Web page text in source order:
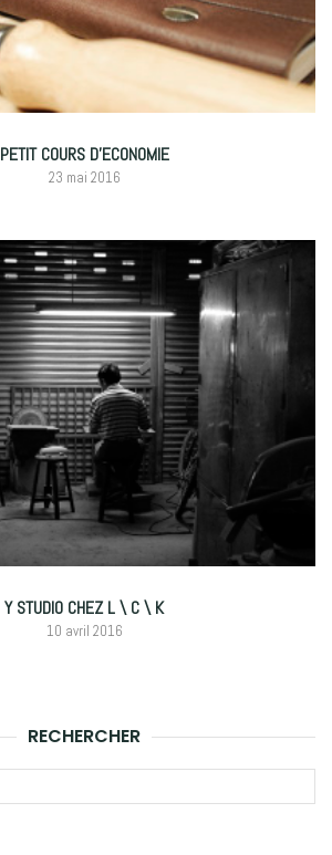
PETIT COURS D’ECONOMIE
23 mai 2016
Y STUDIO CHEZ L \ C \ K
10 avril 2016
RECHERCHER